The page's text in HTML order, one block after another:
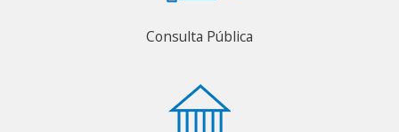
Consulta Pública